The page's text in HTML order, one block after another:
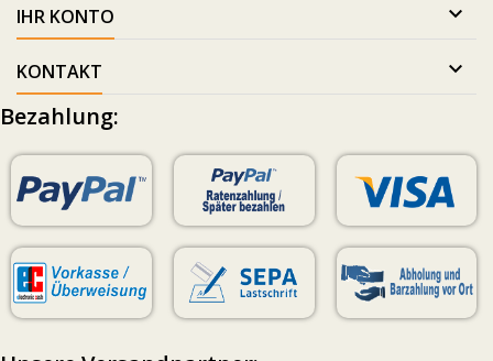
IHR KONTO 
KONTAKT 
Bezahlung: